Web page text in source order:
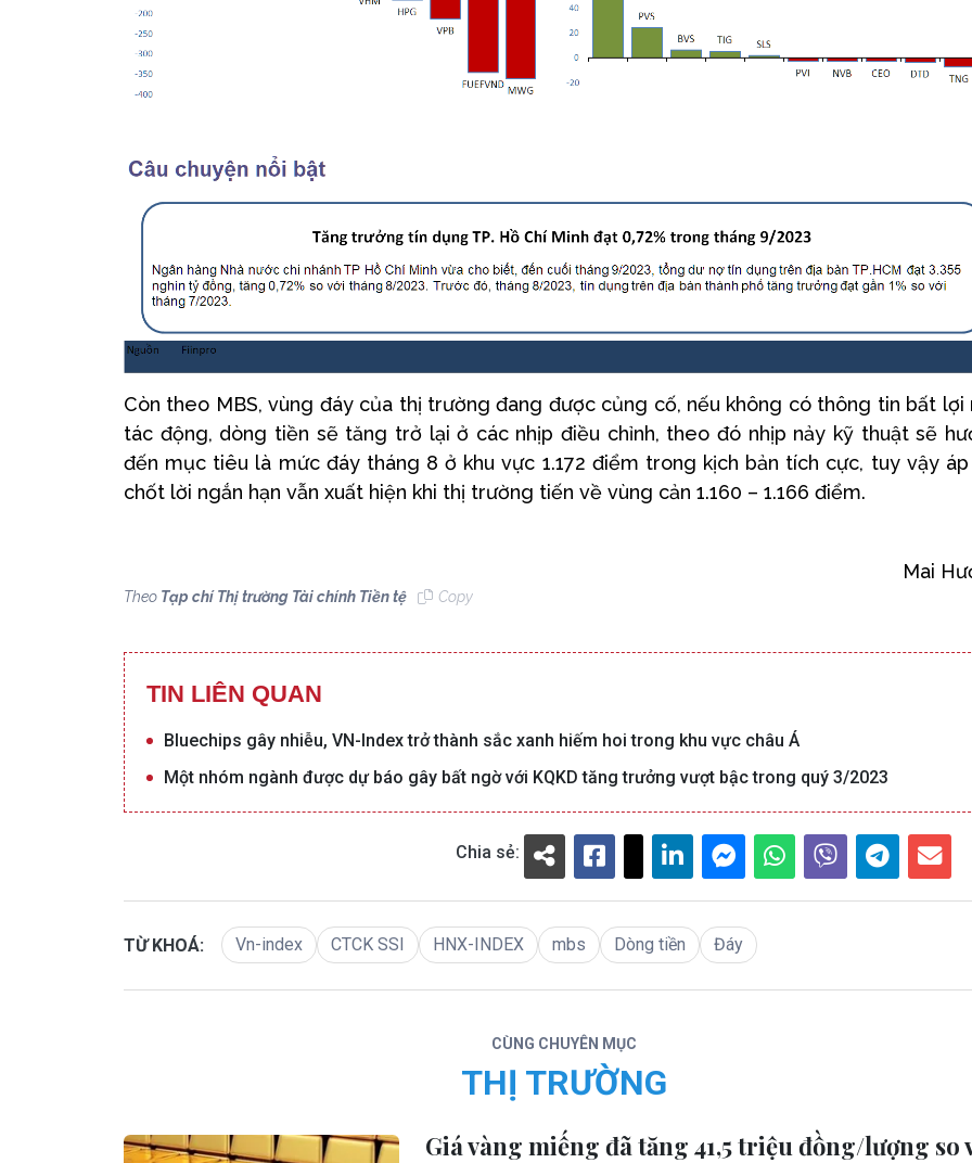
Còn theo MBS, vùng đáy của thị trường đang được củng cố, nếu không có thông tin bất lợi
tác động, dòng tiền sẽ tăng trở lại ở các nhịp điều chỉnh, theo đó nhịp nảy kỹ thuật sẽ
đến mục tiêu là mức đáy tháng 8 ở khu vực 1.172 điểm trong kịch bản tích cực, tuy vậy
chốt lời ngắn hạn vẫn xuất hiện khi thị trường tiến về vùng cản 1.160 – 1.166 điểm.
Mai
Theo Tạp chí Thị trường Tài chính Tiền tệ Copy
TIN LIÊN QUAN
Bluechips gây nhiễu, VN-Index trở thành sắc xanh hiếm hoi trong khu vực châu Á
Một nhóm ngành được dự báo gây bất ngờ với KQKD tăng trưởng vượt bậc trong quý 3/2023
Chia sẻ:
TỪ KHOÁ: Vn-index CTCK SSI HNX-INDEX mbs Dòng tiền Đáy
CÙNG CHUYÊN MỤC
THỊ TRƯỜNG
Giá vàng miếng đã tăng 41,5 triệu đồng/lượng so